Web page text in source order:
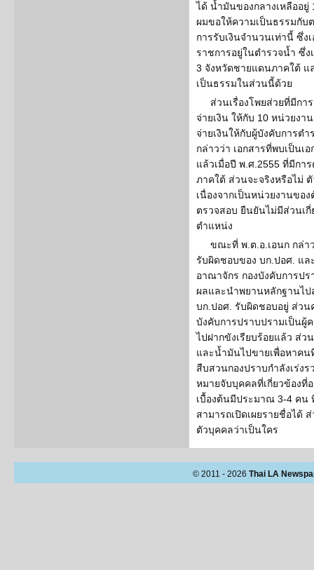
ได้ น้ำมันของกลางเหลืออ
ผมขอให้ความเป็นธรรมกับ
การรับเงินจำนวนเท่านี้ ซึ่ง
ราชการอยู่ในตำรวจน้ำ ซึ่ง
3 จังหวัดชายแดนภาคใต้ แ
เป็นธรรมในส่วนนี้ด้วย
ส่วนเรื่องโพยส่วยที่มีกา
จ่ายเงิน ให้กับ 10 หน่วยง
จ่ายเงินให้กับผู้บังคับการต
กล่าวว่า เอกสารที่พบเป็นเ
แล้วเมื่อปี พ.ศ.2555 ที่มีกา
ภาคใต้ ส่วนจะจริงหรือไม่ ตั
เนื่องจากเป็นหน่วยงานขอ
ตรวจสอบ ยืนยันไม่มีส่วนเกี่
ตำแหน่ง
ขณะที่ พ.ต.อ.เอนก กล่า
รับผิดชอบของ บก.ปอศ. แล
อาณาจักร กองบังคับการป
ผลและนำพยานหลักฐานไ
บก.ปอศ. รับผิดชอบอยู่ ส่วน
บังคับการปราบปรามเป็นผู้
ไปฝากขังเรียบร้อยแล้ว ส่ว
และน้ำมันไปขายเพื่อหาคน
สืบสวนกองปราบกำลังเร่ง
หมายจับบุคคลที่เกี่ยวข้องที่
เบื้องต้นมีประมาณ 3-4 คน
สามารถเปิดเผยรายชื่อได้
ตัวบุคคลว่าเป็นใคร
© 2011 - 2026 Thai LA